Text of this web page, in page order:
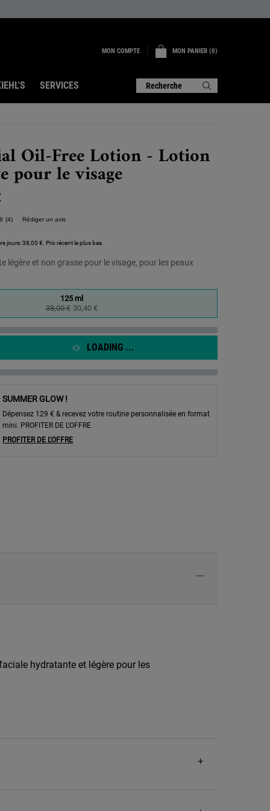
MON COMPTE MON PANIER 0
0 PRODUIT
SERVICES Recherche
Oil-Free Lotion - Lotion
pour le visage
Lire
avis.
sur
page.
(4) Rédiger un avis
jours: 38,00 €. Prix récent le plus bas.
légère et non grasse pour le visage, pour les peaux
Selected
125 ml
Ancien prix
38,00 € Nouveau prix
30,40 €
, 1 of 1
LOADING ...
SUMMER GLOW !
Dépensez 129 € & recevez votre routine personnalisée en format
mini. PROFITER DE L'OFFRE
PROFITER DE L'OFFRE
hydratante et légère pour les